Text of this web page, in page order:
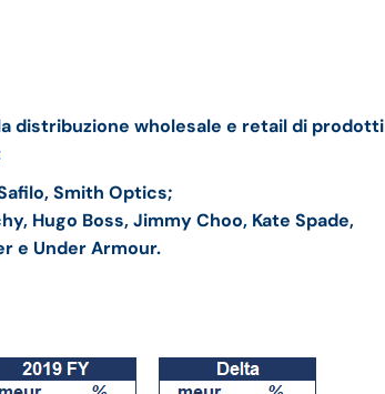
distribuzione wholesale e retail di prodotti
Smith Optics;
Hugo Boss, Jimmy Choo, Kate Spade,
e Under Armour.